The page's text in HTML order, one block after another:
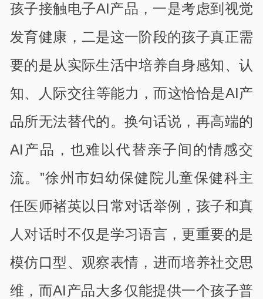
孩子接触电子AI产品，一是考虑到视觉
发育健康，二是这一阶段的孩子真正需
要的是从实际生活中培养自身感知、认
知、人际交往等能力，而这恰恰是AI产
品所无法替代的。换句话说，再高端的
AI产品，也难以代替亲子间的情感交
流。”徐州市妇幼保健院儿童保健科主
任医师褚英以日常对话举例，孩子和真
人对话时不仅是学习语言，更重要的是
模仿口型、观察表情，进而培养社交思
维，而AI产品大多仅能提供一个孩子普